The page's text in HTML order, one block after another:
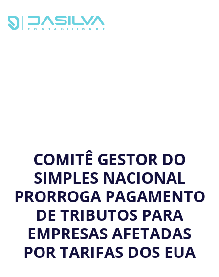
COMITÊ GESTOR DO
SIMPLES NACIONAL
PRORROGA PAGAMENTO
DE TRIBUTOS PARA
EMPRESAS AFETADAS
POR TARIFAS DOS EUA